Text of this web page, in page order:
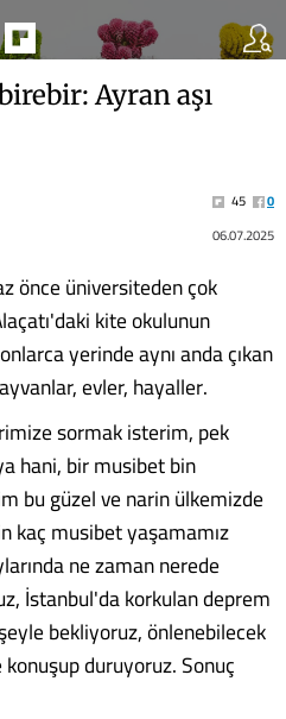
Ayran aşı
45
0
06.07.2025
önce üniversiteden çok
kite okulunun
yerinde aynı anda çıkan
evler, hayaller.
sormak isterim, pek
hani, bir musibet bin
bu güzel ve narin ülkemizde
kaç musibet yaşamamız
ne zaman nerede
İstanbul'da korkulan deprem
bekliyoruz, önlenebilecek
duruyoruz. Sonuç